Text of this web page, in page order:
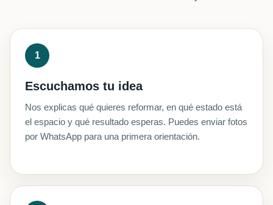
Escuchamos tu idea
Nos explicas qué quieres reformar, en qué estado está
el espacio y qué resultado esperas. Puedes enviar fotos
por WhatsApp para una primera orientación.